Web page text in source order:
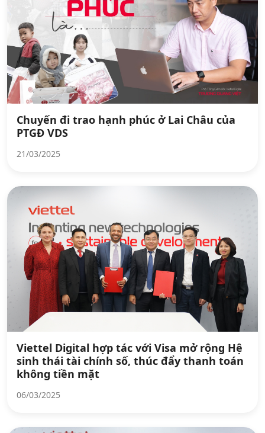
Chuyến đi trao hạnh phúc ở Lai Châu của
PTGĐ VDS
21/03/2025
Viettel Digital hợp tác với Visa mở rộng Hệ
sinh thái tài chính số, thúc đẩy thanh toán
không tiền mặt
06/03/2025